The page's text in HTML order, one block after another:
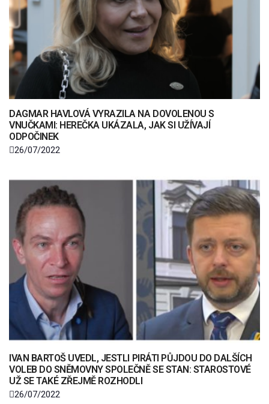
DAGMAR HAVLOVÁ VYRAZILA NA DOVOLENOU S
VNUČKAMI: HEREČKA UKÁZALA, JAK SI UŽÍVAJÍ
ODPOČINEK
26/07/2022
IVAN BARTOŠ UVEDL, JESTLI PIRÁTI PŮJDOU DO DALŠÍCH
VOLEB DO SNĚMOVNY SPOLEČNĚ SE STAN: STAROSTOVÉ
UŽ SE TAKÉ ZŘEJMĚ ROZHODLI
26/07/2022